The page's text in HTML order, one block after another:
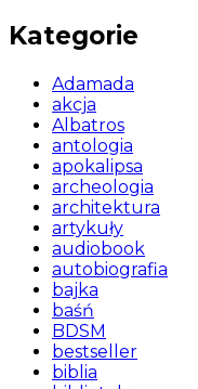
Kategorie
Adamada
akcja
Albatros
antologia
apokalipsa
archeologia
architektura
artykuły
audiobook
autobiografia
bajka
baśń
BDSM
bestseller
biblia